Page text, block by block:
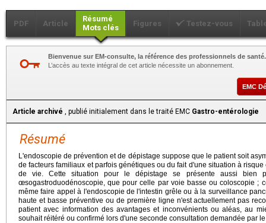
PDF Article
Résumé
Mots clés
Figures Testez-vous
Bienvenue sur EM-consulte, la référence des professionnels de santé.
L’accès au texte intégral de cet article nécessite un abonnement.
EMC
Article archivé , publié initialement dans le traité EMC Gastro-entérologie
Résumé
L'endoscopie de prévention et de dépistage suppose que le patient soit
de facteurs familiaux et parfois génétiques ou du fait d'une situation à
de vie. Cette situation pour le dépistage se présente aussi bien
œsogastroduodénoscopie, que pour celle par voie basse ou coloscopie ;
même faire appel à l'endoscopie de l'intestin grêle ou à la surveillance
haute et basse préventive ou de première ligne n'est actuellement pas
patient avec information des avantages et inconvénients ou aléas, au
souhait réitéré ou confirmé lors d'une seconde consultation demandée par